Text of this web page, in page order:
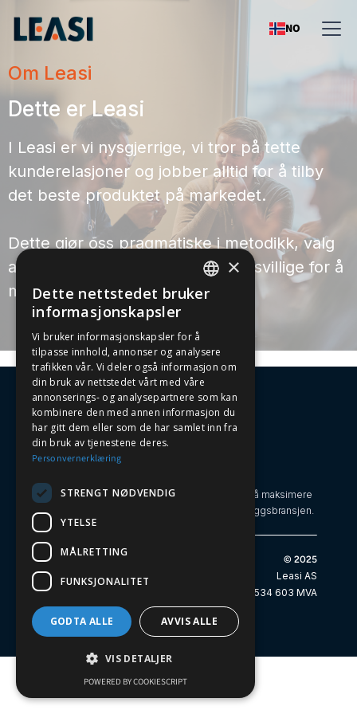
NO
Om Leasi
Dette er Leasi
I Leasi er vi nysgjerrige, vi tror på tette
kunderelasjoner og jobber alltid for å tilby
det beste produktet på markedet.
Dette gjør oss pragmatiske i metodikk, valg
av teknologi og generelt endringsvillige for å
møte våre kunders behov.
Leasi gjør maskinparken til en strategisk fordel ved å maksimere
effektivitet, utnyttelse og bærekraft i bygg- og anleggsbransjen.
Leasi
Pilestredet 17
0164 Oslo,
Norway
© 2025
Leasi AS
929 534 603 MVA
NORWEGIAN
ENGLISH
×
Dette nettstedet bruker
informasjonskapsler
Vi bruker informasjonskapsler for å
tilpasse innhold, annonser og analysere
trafikken vår. Vi deler også informasjon om
din bruk av nettstedet vårt med våre
annonserings- og analysepartnere som kan
kombinere den med annen informasjon du
har gitt dem eller som de har samlet inn fra
din bruk av tjenestene deres.
Personvernerklæring
STRENGT NØDVENDIG
YTELSE
MÅLRETTING
FUNKSJONALITET
GODTA ALLE AVVIS ALLE
VIS DETALJER
POWERED BY COOKIESCRIPT